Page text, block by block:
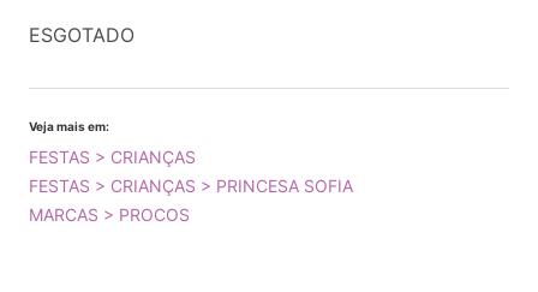
ESGOTADO
Veja mais em:
FESTAS > CRIANÇAS
FESTAS > CRIANÇAS > PRINCESA SOFIA
MARCAS > PROCOS